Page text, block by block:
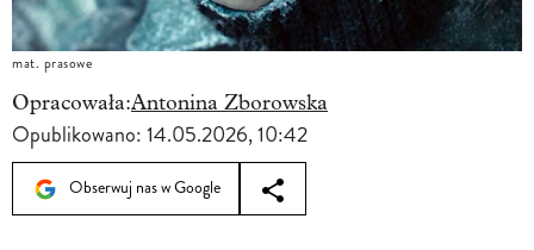
mat. prasowe
Opracowała:Antonina Zborowska
Opublikowano:14.05.2026, 10:42
Obserwuj nas w Google